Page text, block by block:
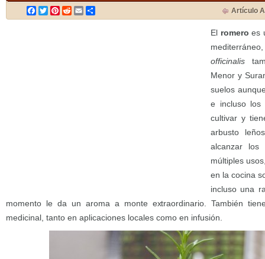
Facebook
TwitterPinterest
RedditEmail Artículo
El romero es
officinalis
Menor y
suelos
e incluso los
cultivar y
arbusto
alcanzar los
múltiples
en la cocina
incluso una
momento le da un aroma a monte extraordinario. También
medicinal, tanto en aplicaciones locales como en infusión.